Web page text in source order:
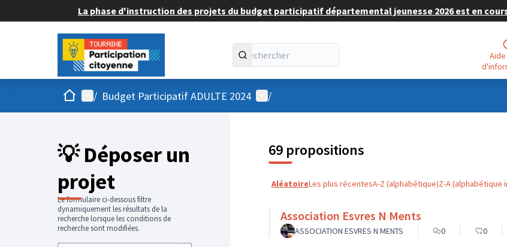
La phase d'instruction des projets du budget participatif départemental jeunesse 2026 est en cours
Aide - Plus
AccueilMenu principal
/ Budget Participatif ADULTE 2024 Menu utilisateur
/
💡 Déposer un
projet
Le formulaire ci-dessous filtre
dynamiquement les résultats de la
recherche lorsque les conditions de
recherche sont modifiées.
69 propositions
AléatoireLes plus récentesA-Z (alphabétique)Z-A (alphabétique
Association Esvres N Ments
ASSOCIATION ESVRES N MENTS 0 0